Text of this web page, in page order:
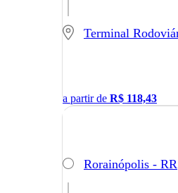
a partir de R$ 118,43
Rorainópolis - RR